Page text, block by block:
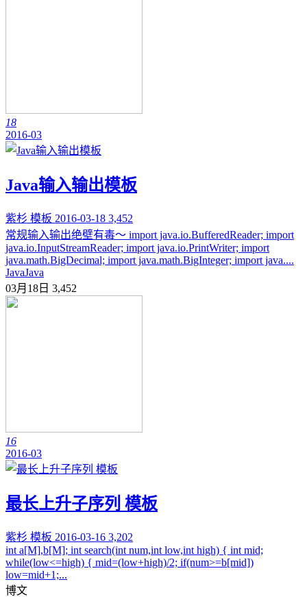
18
2016-03
Java输入输出模板
紫杉 模板 2016-03-18 3,452
常规输入输出绝壁有毒～ import java.io.BufferedReader; import
java.io.InputStreamReader; import java.io.PrintWriter; import
java.math.BigDecimal; import java.math.BigInteger; import java....
JavaJava
03月18日 3,452
16
2016-03
最长上升子序列 模板
紫杉 模板 2016-03-16 3,202
int a[M],b[M]; int search(int num,int low,int high) { int mid;
while(low<=high) { mid=(low+high)/2; if(num>=b[mid])
low=mid+1;...
博文